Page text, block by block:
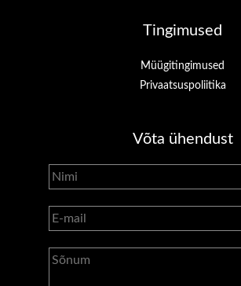
Tingimused
Müügitingimused
Privaatsuspoliitika
Võta ühendust